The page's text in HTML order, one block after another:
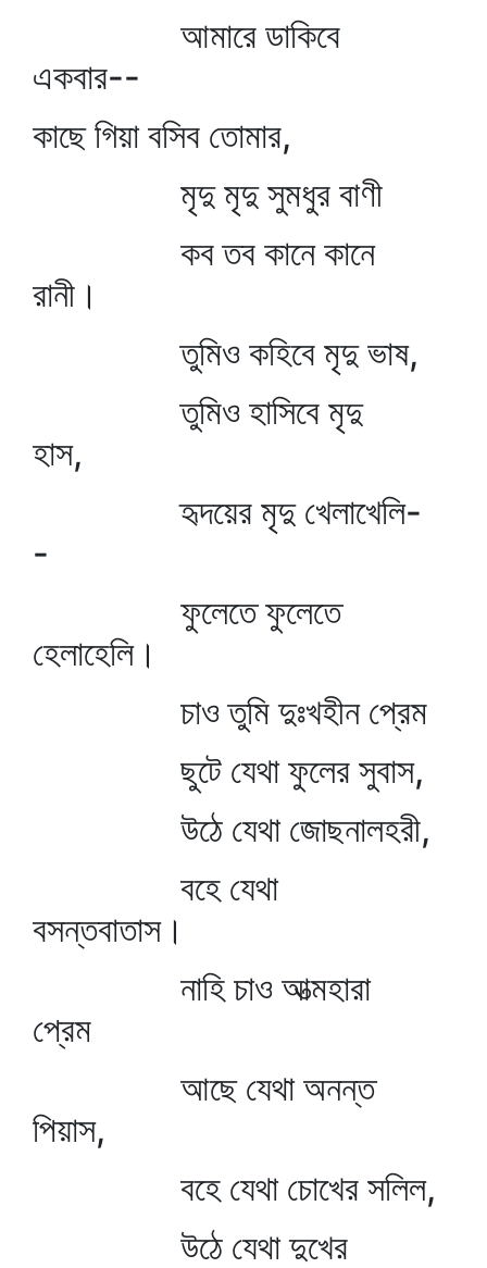
আমারে ডাকিবে
একবার--
কাছে গিয়া বসিব তোমার,
মৃদু মৃদু সুমধুর বাণী
কব তব কানে কানে
রানী।
তুমিও কহিবে মৃদু ভাষ,
তুমিও হাসিবে মৃদু
হাস,
হৃদয়ের মৃদু খেলাখেলি-
-
ফুলেতে ফুলেতে
হেলাহেলি।
চাও তুমি দুঃখহীন প্রেম
ছুটে যেথা ফুলের সুবাস,
উঠে যেথা জোছনালহরী,
বহে যেথা
বসন্তবাতাস।
নাহি চাও আত্মহারা
প্রেম
আছে যেথা অনন্ত
পিয়াস,
বহে যেথা চোখের সলিল,
উঠে যেথা দুখের